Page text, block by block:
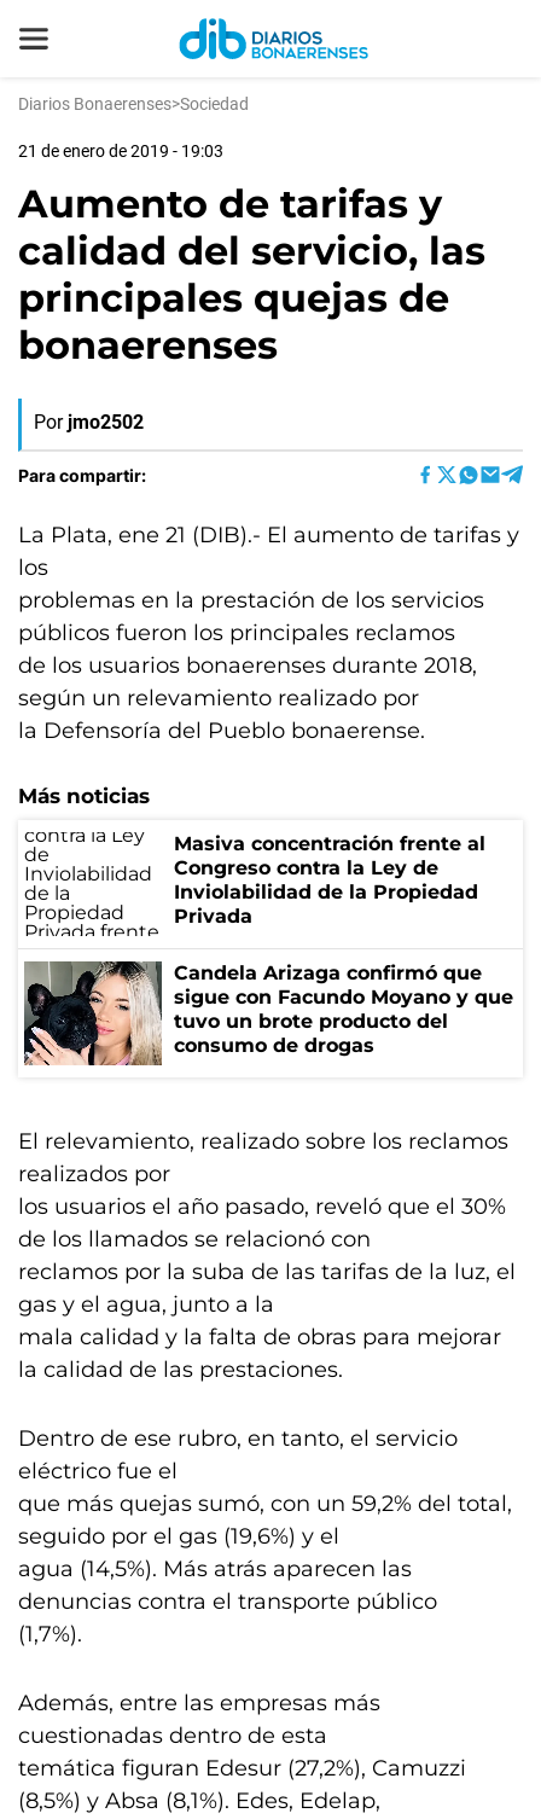
Diarios Bonaerenses>Sociedad
21 de enero de 2019 - 19:03
Aumento de tarifas y
calidad del servicio, las
principales quejas de
bonaerenses
Por jmo2502
Para compartir:
La Plata, ene 21 (DIB).- El aumento de tarifas y
los
problemas en la prestación de los servicios
públicos fueron los principales reclamos
de los usuarios bonaerenses durante 2018,
según un relevamiento realizado por
la Defensoría del Pueblo bonaerense.
Más noticias
Masiva concentración frente al
Congreso contra la Ley de
Inviolabilidad de la Propiedad
Privada
Candela Arizaga confirmó que
sigue con Facundo Moyano y que
tuvo un brote producto del
consumo de drogas
El relevamiento, realizado sobre los reclamos
realizados por
los usuarios el año pasado, reveló que el 30%
de los llamados se relacionó con
reclamos por la suba de las tarifas de la luz, el
gas y el agua, junto a la
mala calidad y la falta de obras para mejorar
la calidad de las prestaciones.
Dentro de ese rubro, en tanto, el servicio
eléctrico fue el
que más quejas sumó, con un 59,2% del total,
seguido por el gas (19,6%) y el
agua (14,5%). Más atrás aparecen las
denuncias contra el transporte público
(1,7%).
Además, entre las empresas más
cuestionadas dentro de esta
temática figuran Edesur (27,2%), Camuzzi
(8,5%) y Absa (8,1%). Edes, Edelap,